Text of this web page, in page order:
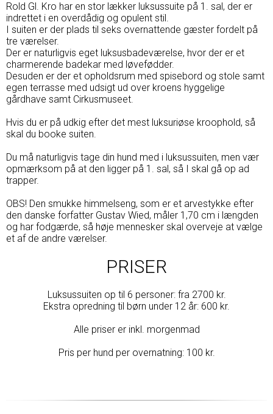
Rold Gl. Kro har en stor lækker luksussuite på 1. sal, der er
indrettet i en overdådig og opulent stil.
I suiten er der plads til seks overnattende gæster fordelt på
tre værelser.
Der er naturligvis eget luksusbadeværelse, hvor der er et
charmerende badekar med løvefødder.
Desuden er der et opholdsrum med spisebord og stole samt
egen terrasse med udsigt ud over kroens hyggelige
gårdhave samt Cirkusmuseet.
Hvis du er på udkig efter det mest luksuriøse kroophold, så
skal du booke suiten.
Du må naturligvis tage din hund med i luksussuiten, men vær
opmærksom på at den ligger på 1. sal, så I skal gå op ad
trapper.
OBS! Den smukke himmelseng, som er et arvestykke efter
den danske forfatter Gustav Wied, måler 1,70 cm i længden
og har fodgærde, så høje mennesker skal overveje at vælge
et af de andre værelser.
PRISER
Luksussuiten op til 6 personer: fra 2700 kr.
Ekstra opredning til børn under 12 år: 600 kr.
Alle priser er inkl. morgenmad
Pris per hund per overnatning: 100 kr.